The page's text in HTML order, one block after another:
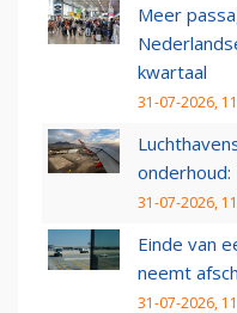
Meer
kwartaal
31-07-2026,
onderhoud:
31-07-2026,
Einde van
neemt
31-07-2026,